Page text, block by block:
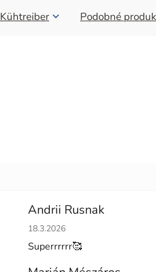
Kühtreiber Podobné
Andrii Rusnak
Hodnotenie obchodu je 5 z 5
18.3.2026
Superrrrrr🥰